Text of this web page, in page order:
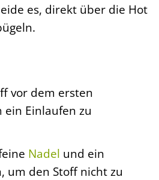
es, direkt über die Hot
vor dem ersten
Einlaufen zu
Nadel und ein
um den Stoff nicht zu